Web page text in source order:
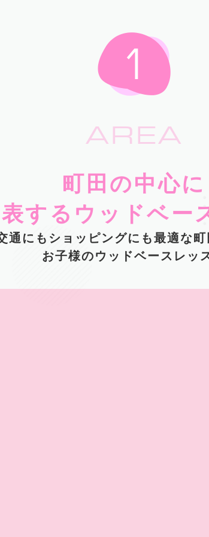
AREA
町田の中心に
するウッドベー
通にもショッピングにも最適な
お子様のウッドベースレッ